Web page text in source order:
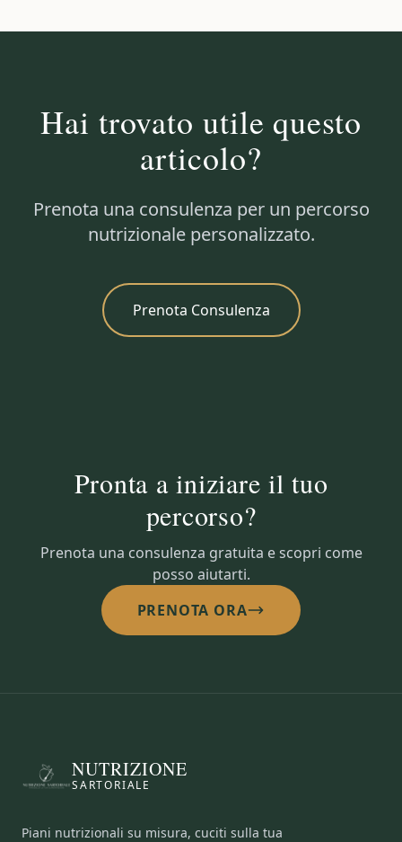
Hai trovato utile questo
articolo?
Prenota una consulenza per un percorso
nutrizionale personalizzato.
Prenota Consulenza
Pronta a iniziare il tuo
percorso?
Prenota una consulenza gratuita e scopri come
posso aiutarti.
PRENOTA ORA
NUTRIZIONE
SARTORIALE
Piani nutrizionali su misura, cuciti sulla tua